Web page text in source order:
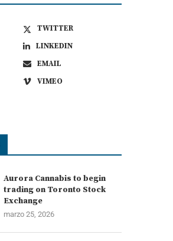
TWITTER
LINKEDIN
EMAIL
VIMEO
Aurora Cannabis to begin
trading on Toronto Stock
Exchange
marzo 25, 2026